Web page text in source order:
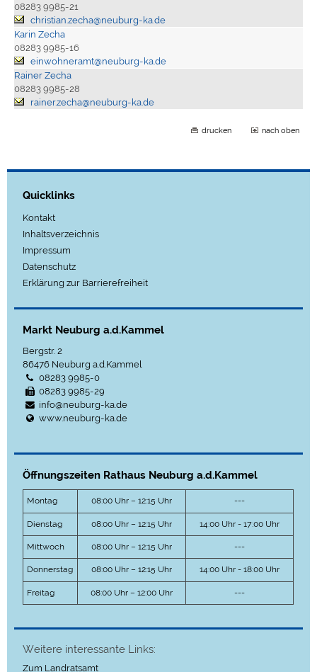
08283 9985-21
christian.zecha@neuburg-ka.de
Karin Zecha
08283 9985-16
einwohneramt@neuburg-ka.de
Rainer Zecha
08283 9985-28
rainer.zecha@neuburg-ka.de
drucken nach oben
Quicklinks
Kontakt
Inhaltsverzeichnis
Impressum
Datenschutz
Erklärung zur Barrierefreiheit
Markt Neuburg a.d.Kammel
Bergstr. 2
86476 Neuburg a.d.Kammel
08283 9985-0
08283 9985-29
info@neuburg-ka.de
www.neuburg-ka.de
Öffnungszeiten Rathaus Neuburg a.d.Kammel
Montag 08:00 Uhr – 12:15 Uhr ---
Dienstag 08:00 Uhr – 12:15 Uhr 14:00 Uhr - 17:00 Uhr
Mittwoch 08:00 Uhr – 12:15 Uhr ---
Donnerstag 08:00 Uhr – 12:15 Uhr 14:00 Uhr - 18:00 Uhr
Freitag 08:00 Uhr – 12:00 Uhr ---
Weitere interessante Links:
Zum Landratsamt